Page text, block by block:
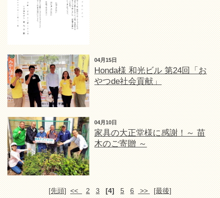
04月15日
Honda様 和光ビル 第24回「お
やつde社会貢献」
04月10日
家具の大正堂様に感謝！～ 苗
木のご寄贈 ～
[先頭] << 2 3 [4] 5 6 >> [最後]